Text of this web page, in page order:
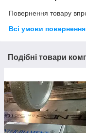
Повернення товару
Всі умови повернення
Подібні товари